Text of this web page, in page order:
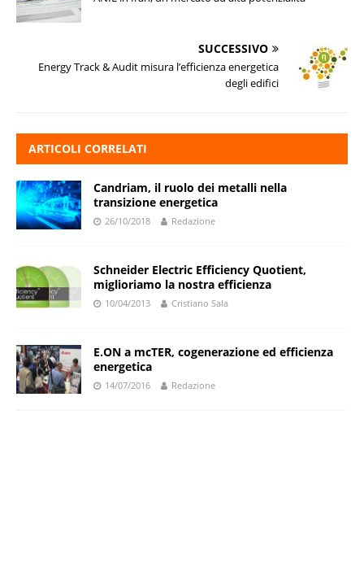
SUCCESSIVO
Energy Track & Audit misura l’efficienza energetica
degli edifici
ARTICOLI CORRELATI
Candriam, il ruolo dei metalli nella
transizione energetica
26/10/2018 Redazione
Schneider Electric Efficiency Quotient,
miglioriamo la nostra efficienza
10/04/2013 Cristiano Sala
E.ON a mcTER, cogenerazione ed efficienza
energetica
14/07/2016 Redazione